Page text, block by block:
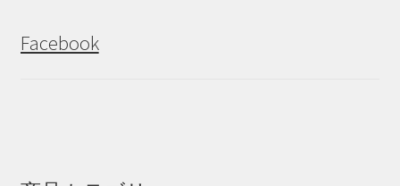
Facebook